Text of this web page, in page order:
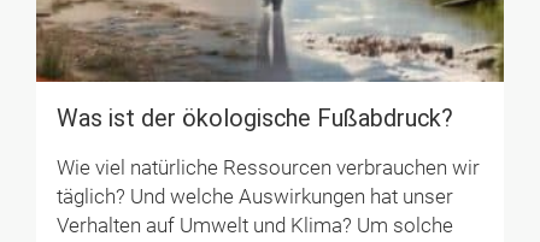
Was ist der ökologische Fußabdruck?
Wie viel natürliche Ressourcen verbrauchen wir
täglich? Und welche Auswirkungen hat unser
Verhalten auf Umwelt und Klima? Um solche